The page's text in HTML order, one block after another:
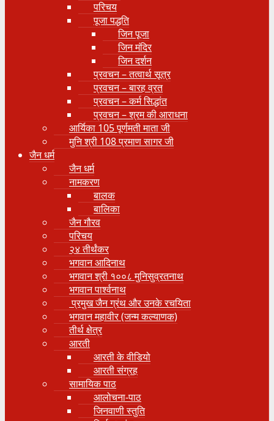
परिचय
पूजा पद्धति
जिन पूजा
जिन मंदिर
जिन दर्शन
प्रवचन – तत्वार्थ सूत्र
प्रवचन – बारह व्रत
प्रवचन – कर्म सिद्धांत
प्रवचन – श्रम की आराधना
आर्यिका 105 पूर्णमती माता जी
मुनि श्री 108 प्रमाण सागर जी
जैन धर्म
जैन धर्म
नामकरण
बालक
बालिका
जैन गौरव
परिचय
२४ तीर्थंकर
भगवान आदिनाथ
भगवान श्री १००८ मुनिसुव्रतनाथ
भगवान पार्श्वनाथ
प्रमुख जैन ग्रंथ और उनके रचयिता
भगवान महावीर (जन्म कल्याणक)
तीर्थ क्षेत्र
आरती
आरती के वीडियो
आरती संग्रह
सामायिक पाठ
आलोचना-पाठ
जिनवाणी स्तुति